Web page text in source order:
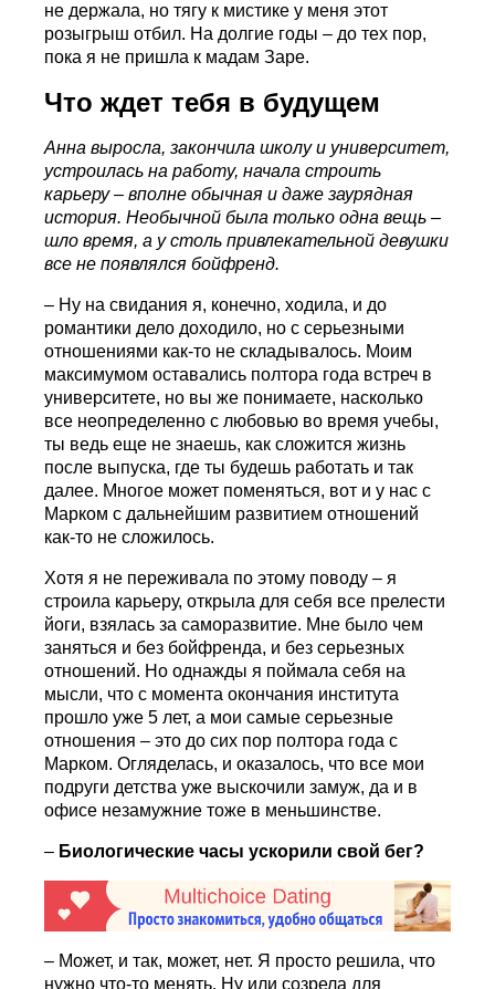
не держала, но тягу к мистике у меня этот
розыгрыш отбил. На долгие годы – до тех пор,
пока я не пришла к мадам Заре.
Что ждет тебя в будущем
Анна выросла, закончила школу и университет,
устроилась на работу, начала строить
карьеру – вполне обычная и даже заурядная
история. Необычной была только одна вещь –
шло время, а у столь привлекательной девушки
все не появлялся бойфренд.
– Ну на свидания я, конечно, ходила, и до
романтики дело доходило, но с серьезными
отношениями как-то не складывалось. Моим
максимумом оставались полтора года встреч в
университете, но вы же понимаете, насколько
все неопределенно с любовью во время учебы,
ты ведь еще не знаешь, как сложится жизнь
после выпуска, где ты будешь работать и так
далее. Многое может поменяться, вот и у нас с
Марком с дальнейшим развитием отношений
как-то не сложилось.
Хотя я не переживала по этому поводу – я
строила карьеру, открыла для себя все прелести
йоги, взялась за саморазвитие. Мне было чем
заняться и без бойфренда, и без серьезных
отношений. Но однажды я поймала себя на
мысли, что с момента окончания института
прошло уже 5 лет, а мои самые серьезные
отношения – это до сих пор полтора года с
Марком. Огляделась, и оказалось, что все мои
подруги детства уже выскочили замуж, да и в
офисе незамужние тоже в меньшинстве.
– Биологические часы ускорили свой бег?
– Может, и так, может, нет. Я просто решила, что
нужно что-то менять. Ну или созрела для